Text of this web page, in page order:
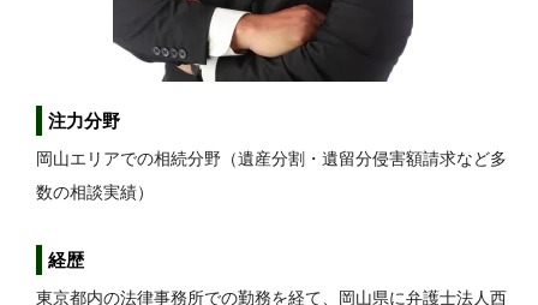
注力分野
岡山エリアでの相続分野（遺産分割・遺留分侵害額請求など多
数の相談実績）
経歴
東京都内の法律事務所での勤務を経て、岡山県に弁護士法人西